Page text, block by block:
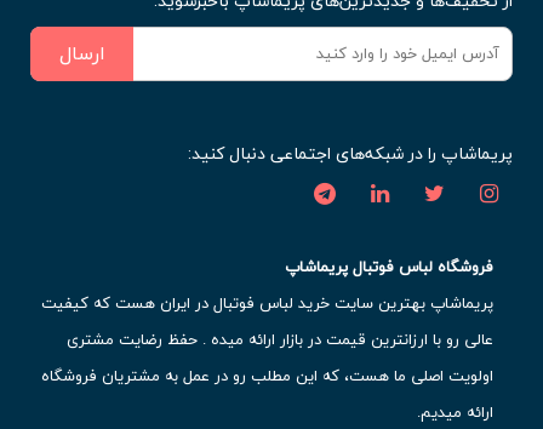
ارسال
پریماشاپ را در شبکه‌های اجتماعی دنبال کنید:
فروشگاه لباس فوتبال پریماشاپ
پریماشاپ بهترین سایت خرید لباس فوتبال در ایران هست که کیفیت
عالی رو با ارزانترین قیمت در بازار ارائه میده . حفظ رضایت مشتری
اولویت اصلی ما هست، که این مطلب رو در عمل به مشتریان فروشگاه
ارائه میدیم.